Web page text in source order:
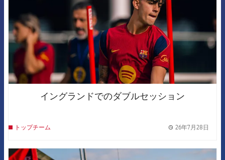
イングランドでのダブルセッション
トップチーム 26年7月28日